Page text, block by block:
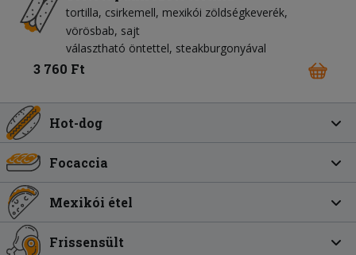
tortilla csirkemell mexikói zöldségkeverék
vörösbab sajt
választható öntettel, steakburgonyával
3 760 Ft
Hot-dog
Focaccia
Mexikói étel
Frissensült